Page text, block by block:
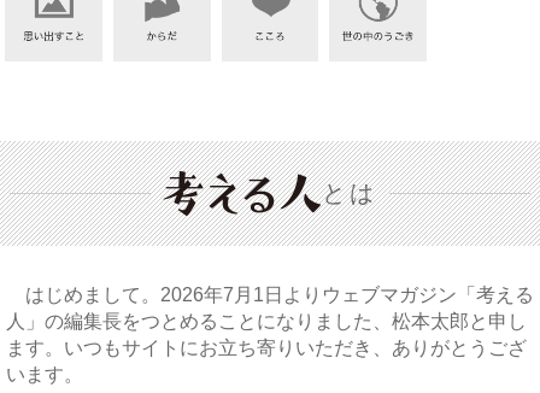
とは
はじめまして。2026年7月1日よりウェブマガジン「考える
人」の編集長をつとめることになりました、松本太郎と申し
ます。いつもサイトにお立ち寄りいただき、ありがとうござ
います。